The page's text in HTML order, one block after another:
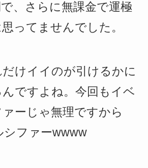
、さらに無課金で運極
ってませんでした。
けイイのが引けるかに
ですよね。今回もイベ
ーじゃ無理ですから
ファーwwww